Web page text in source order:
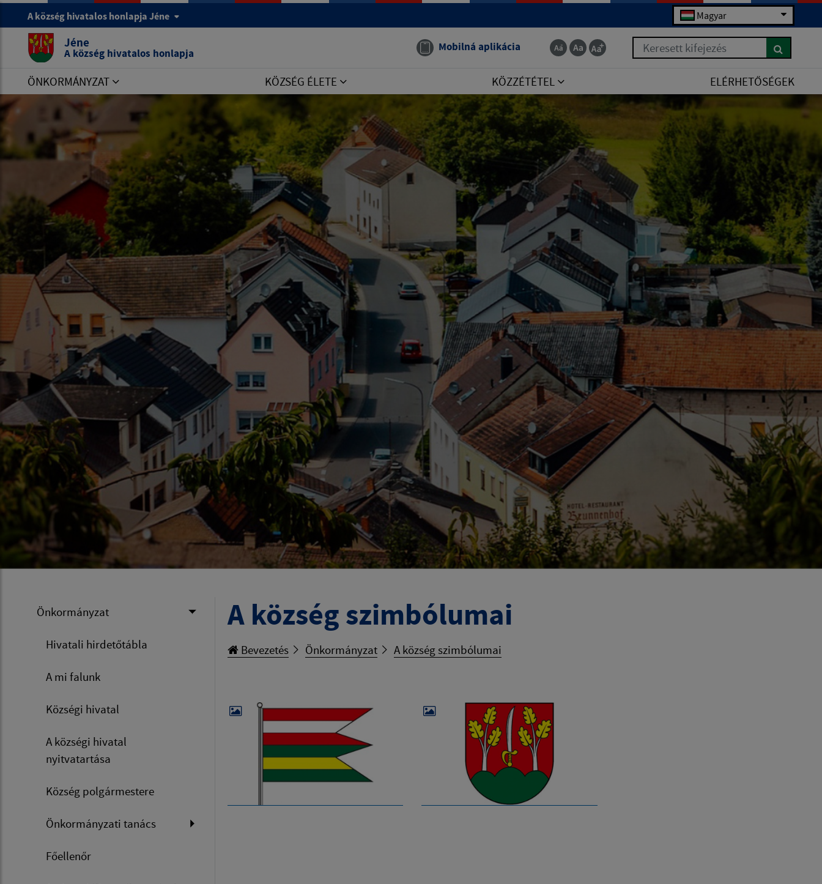
A község hivatalos honlapja Jéne Magyar
Jéne
A község hivatalos honlapja Mobilná aplikácia Keresett kifejezés
ÖNKORMÁNYZAT KÖZSÉG ÉLETE KÖZZÉTÉTEL ELÉRHETŐSÉGEK
Önkormányzat
Hivatali hirdetőtábla
A mi falunk
Községi hivatal
A községi hivatal
nyitvatartása
Község polgármestere
Önkormányzati tanács
Főellenőr
A község szimbólumai
Bevezetés Önkormányzat A község szimbólumai